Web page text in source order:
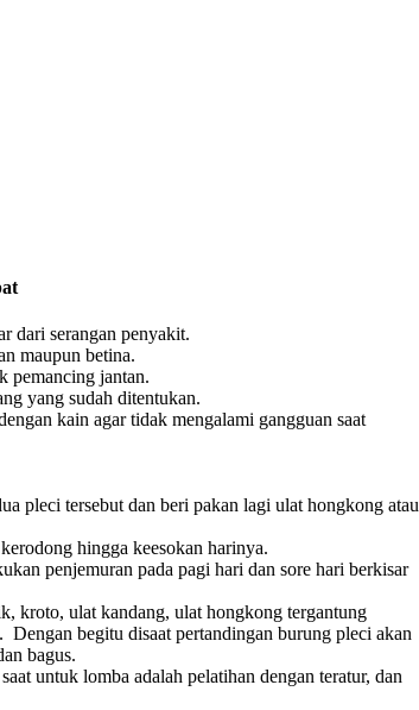
dari serangan penyakit.
maupun betina.
pemancing jantan.
yang sudah ditentukan.
kain agar tidak mengalami gangguan saat
pleci tersebut dan beri pakan lagi ulat hongkong atau
hingga keesokan harinya.
penjemuran pada pagi hari dan sore hari berkisar
kroto, ulat kandang, ulat hongkong tergantung
begitu disaat pertandingan burung pleci akan
bagus.
untuk lomba adalah pelatihan dengan teratur, dan